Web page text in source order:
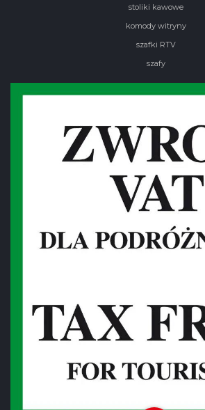
stoliki kawowe
komody witryny
szafki RTV
szafy